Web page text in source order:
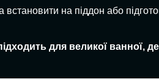
на піддон або
для великої ванної,